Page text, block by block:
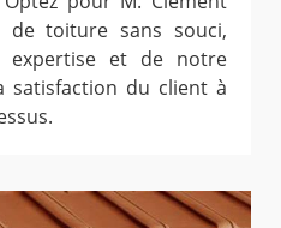
toiture sans souci,
expertise et de notre
satisfaction du client à